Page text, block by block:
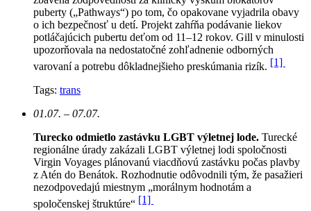
puberty („Pathways“) po tom, čo opakovane vyjadrila obavy
o ich bezpečnosť u detí. Projekt zahŕňa podávanie liekov
potláčajúcich pubertu deťom od 11–12 rokov. Gill v minulosti
upozorňovala na nedostatočné zohľadnenie odborných
varovaní a potrebu dôkladnejšieho preskúmania rizík. [1]
Tags: trans
01.07. – 07.07.
Turecko odmietlo zastávku LGBT výletnej lode. Turecké
regionálne úrady zakázali LGBT výletnej lodi spoločnosti
Virgin Voyages plánovanú viacdňovú zastávku počas plavby
z Atén do Benátok. Rozhodnutie odôvodnili tým, že pasažieri
nezodpovedajú miestnym „morálnym hodnotám a
spoločenskej štruktúre“ [1]